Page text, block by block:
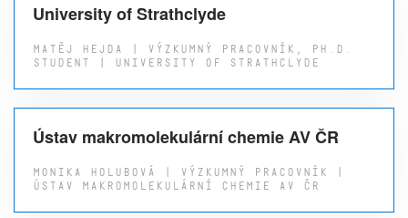
University of Strathclyde
MATĚJ HEJDA | VÝZKUMNÝ PRACOVNÍK, PH.D.
STUDENT | UNIVERSITY OF STRATHCLYDE
Ústav makromolekulární chemie AV ČR
MONIKA HOLUBOVÁ | VÝZKUMNÝ PRACOVNÍK |
ÚSTAV MAKROMOLEKULÁRNÍ CHEMIE AV ČR